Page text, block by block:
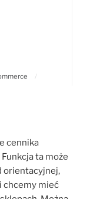
/
cennika
ta może
orientacyjnej,
chcemy mieć